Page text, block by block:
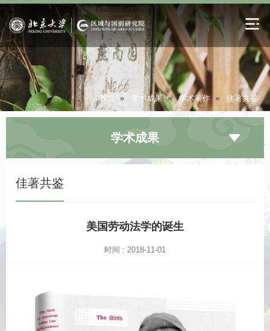
首页 » 学术成果 » 学术著作 » 佳著共鉴
学术成果
佳著共鉴
美国劳动法学的诞生
时间 : 2018-11-01